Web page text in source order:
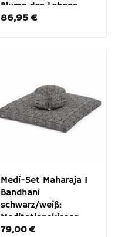
Blume des Lebens,
Dinkel & Zabuton
86,95€
Medi-Set Maharaja I
Bandhani
schwarz/weiß:
Meditationskissen
Rondo Dinkel &
79,00€